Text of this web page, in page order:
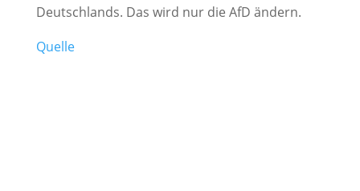
Deutschlands. Das wird nur die AfD ändern.
Quelle